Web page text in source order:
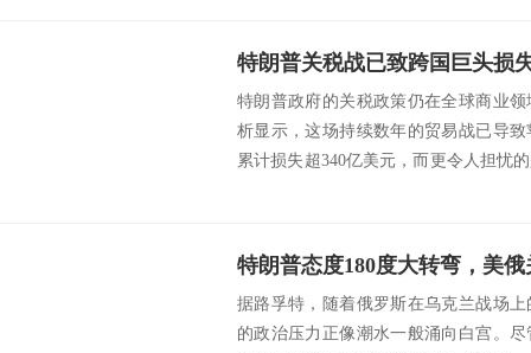
特朗普政府的关税政策仍在全球商业
析显示，这场持续数年的贸易战已导
累计损失超340亿美元，而更令人担
特朗普态度180度大转弯，美
据路孚特，随着俄罗斯在乌克兰战场
的政治压力正像潮水一般涌向白宫。